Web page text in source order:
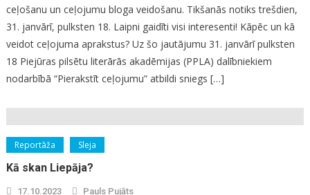
ceļošanu un ceļojumu bloga veidošanu. Tikšanās notiks trešdien,
31. janvārī, pulksten 18. Laipni gaidīti visi interesenti! Kāpēc un kā
veidot ceļojuma aprakstus? Uz šo jautājumu 31. janvārī pulksten
18 Piejūras pilsētu literārās akadēmijas (PPLA) dalībniekiem
nodarbībā “Pierakstīt ceļojumu” atbildi sniegs […]
Reportāža Sleja
Kā skan Liepāja?
17.10.2023 Pauls Pujāts